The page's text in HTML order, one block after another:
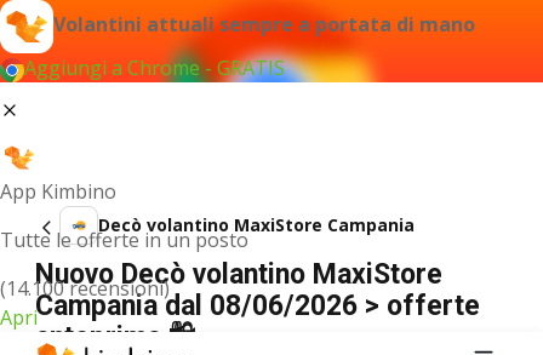
Volantini attuali sempre a portata di mano
Aggiungi a Chrome - GRATIS
App Kimbino
Tutte le offerte in un posto
(14.100 recensioni)
Apri
Decò volantino MaxiStore Campania
Nuovo Decò volantino MaxiStore
Campania dal 08/06/2026 > offerte
anteprima 🛍️